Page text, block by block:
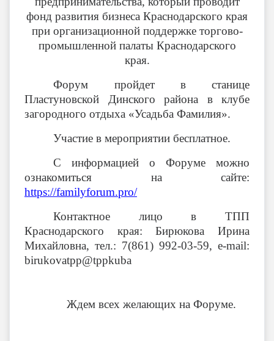
фонд развития бизнеса Краснодарского края
при организационной поддержке торгово-
промышленной палаты Краснодарского
края.
Форум пройдет в станице
Пластуновской Динского района в клубе
загородного отдыха «Усадьба Фамилия».
Участие в мероприятии бесплатное.
С информацией о Форуме можно
ознакомиться на сайте:
https://familyforum.pro/
Контактное лицо в ТПП
Краснодарского края: Бирюкова Ирина
Михайловна, тел.: 7(861) 992-03-59, e-mail:
birukovatpp@tppkuba
Ждем всех желающих на Форуме.